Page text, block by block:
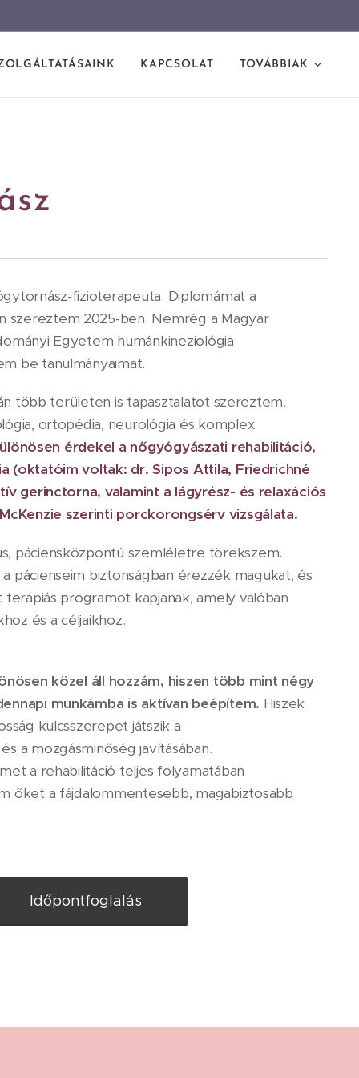
KAPCSOLAT TOVÁBBIAK
fizioterapeuta. Diplomámat a
szereztem 2025-ben. Nemrég a Magyar
Egyetem humánkineziológia
be tanulmányaimat.
több területen is tapasztalatot szereztem,
ortopédia, neurológia és komplex
érdekel a nőgyógyászati rehabilitáció,
(oktatóim voltak: dr. Sipos Attila, Friedrichné
gerinctorna, valamint a lágyrész- és relaxációs
szerinti porckorongsérv vizsgálata.
páciensközpontú szemléletre törekszem.
pácienseim biztonságban érezzék magukat, és
programot kapjanak, amely valóban
és a céljaikhoz.
közel áll hozzám, hiszen több mint négy
munkámba is aktívan beépítem. Hiszek
kulcsszerepet játszik a
a mozgásminőség javításában.
a rehabilitáció teljes folyamatában
őket a fájdalommentesebb, magabiztosabb
Időpontfoglalás